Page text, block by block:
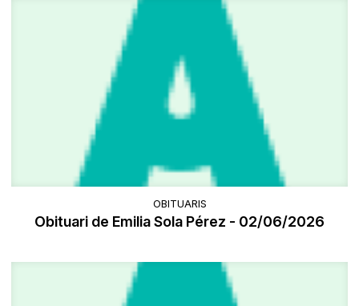
OBITUARIS
Obituari de Emilia Sola Pérez - 02/06/2026